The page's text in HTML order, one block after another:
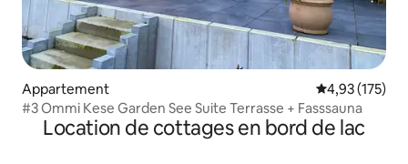
Appartement Évaluation
4,93 (175)
#3 Ommi Kese Garden See Suite Terrasse + Fasssauna
Location de cottages en bord de lac